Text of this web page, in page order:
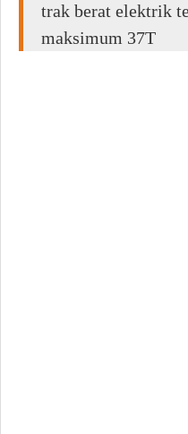
trak berat elektrik
maksimum 37T